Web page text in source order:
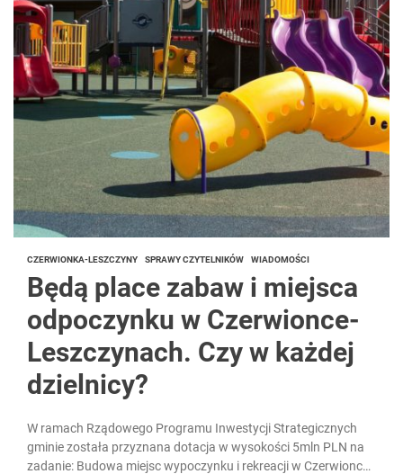
CZERWIONKA-LESZCZYNY SPRAWY CZYTELNIKÓW WIADOMOŚCI
Będą place zabaw i miejsca
odpoczynku w Czerwionce-
Leszczynach. Czy w każdej
dzielnicy?
W ramach Rządowego Programu Inwestycji Strategicznych
gminie została przyznana dotacja w wysokości 5mln PLN na
zadanie: Budowa miejsc wypoczynku i rekreacji w Czerwionce-